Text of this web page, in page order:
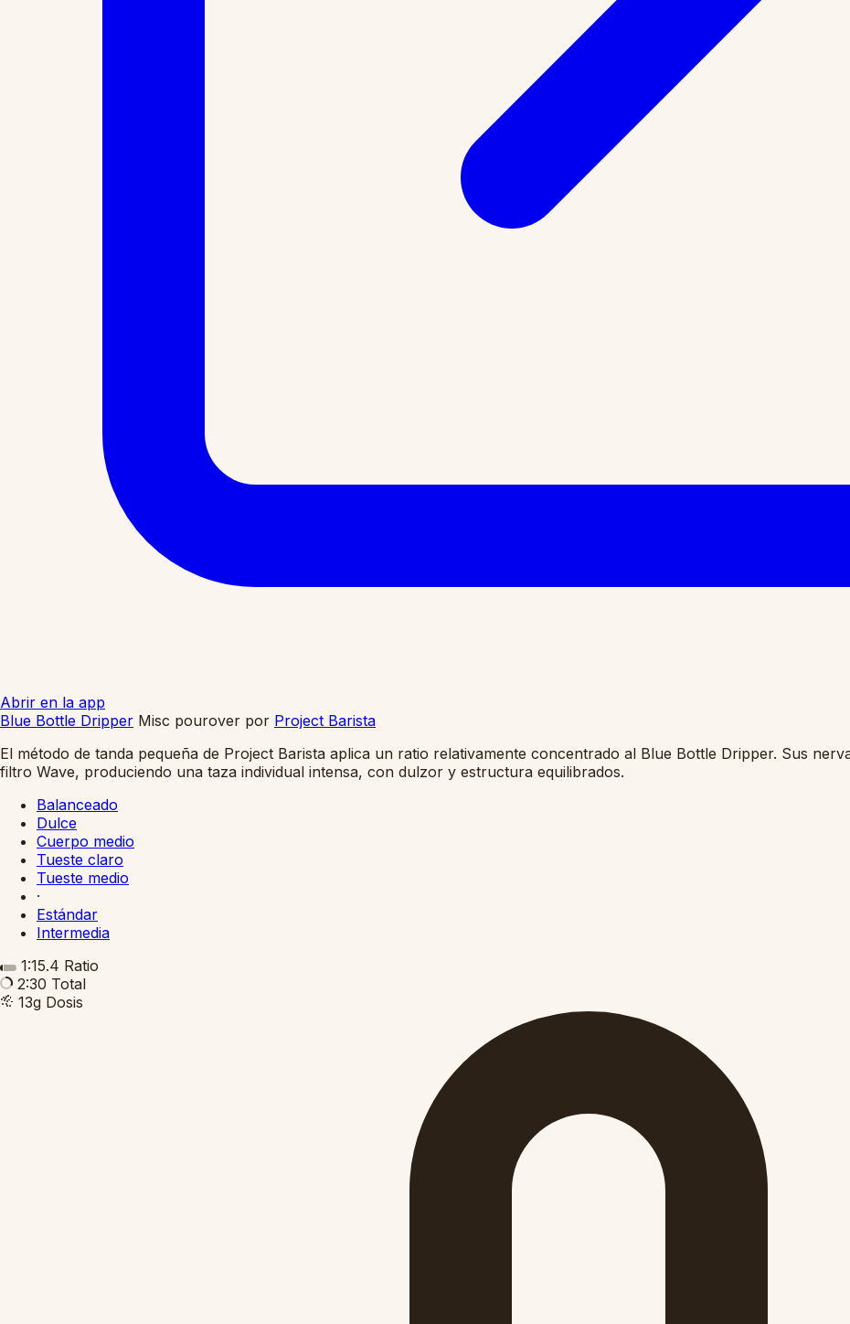
Abrir en la app
Blue Bottle Dripper Misc pourover por Project Barista
El método de tanda pequeña de Project Barista aplica un ratio relativamente concentrado al Blue Bottle Dripper. Sus
filtro Wave, produciendo una taza individual intensa, con dulzor y estructura equilibrados.
Balanceado
Dulce
Cuerpo medio
Tueste claro
Tueste medio
·
Estándar
Intermedia
1:15.4 Ratio
2:30 Total
13g Dosis